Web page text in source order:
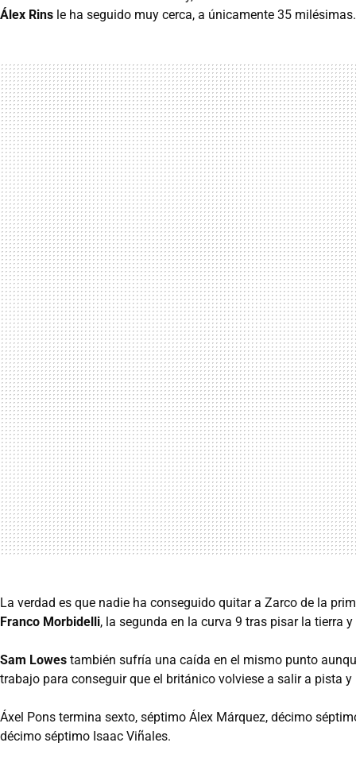
Álex Rins le ha seguido muy cerca, a únicamente 35
La verdad es que nadie ha conseguido quitar a Zarco de la
Franco Morbidelli, la segunda en la curva 9 tras pisar la tierra
Sam Lowes también sufría una caída en el mismo punto
trabajo para conseguir que el británico volviese a salir a pista
Áxel Pons termina sexto, séptimo Álex Márquez, décimo
décimo séptimo Isaac Viñales.